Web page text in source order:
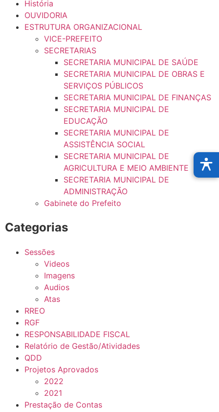
História
OUVIDORIA
ESTRUTURA ORGANIZACIONAL
VICE-PREFEITO
SECRETARIAS
SECRETARIA MUNICIPAL DE SAÚDE
SECRETARIA MUNICIPAL DE OBRAS E
SERVIÇOS PÚBLICOS
SECRETARIA MUNICIPAL DE FINANÇAS
SECRETARIA MUNICIPAL DE
EDUCAÇÃO
SECRETARIA MUNICIPAL DE
ASSISTÊNCIA SOCIAL
SECRETARIA MUNICIPAL DE
AGRICULTURA E MEIO AMBIENTE
SECRETARIA MUNICIPAL DE
ADMINISTRAÇÃO
Gabinete do Prefeito
Categorias
Sessões
Videos
Imagens
Audios
Atas
RREO
RGF
RESPONSABILIDADE FISCAL
Relatório de Gestão/Atividades
QDD
Projetos Aprovados
2022
2021
Prestação de Contas